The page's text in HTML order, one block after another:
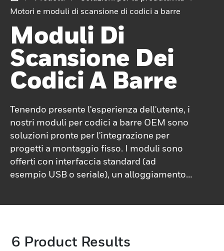
Motori e moduli di scansione di codici a barre
Moduli Di
Scansione Dei
Codici A Barre
Tenendo presente l'esperienza dell'utente, i
nostri moduli per codici a barre OEM sono
soluzioni pronte per l'integrazione per
progetti a montaggio fisso. I moduli sono
offerti con interfaccia standard (ad
esempio USB o seriale), un alloggiamento e
requisiti applicativi, tra cui pagamenti,
6 Product Results